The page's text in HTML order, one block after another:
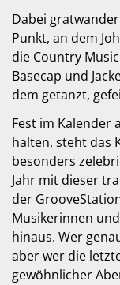
Dabei
Punkt, an dem
die Country
Basecap und
dem getanzt,
Fest im Kalender
halten, steht das
besonders
Jahr mit dieser
der
Musikerinnen
hinaus. Wer
aber wer die
gewöhnlicher